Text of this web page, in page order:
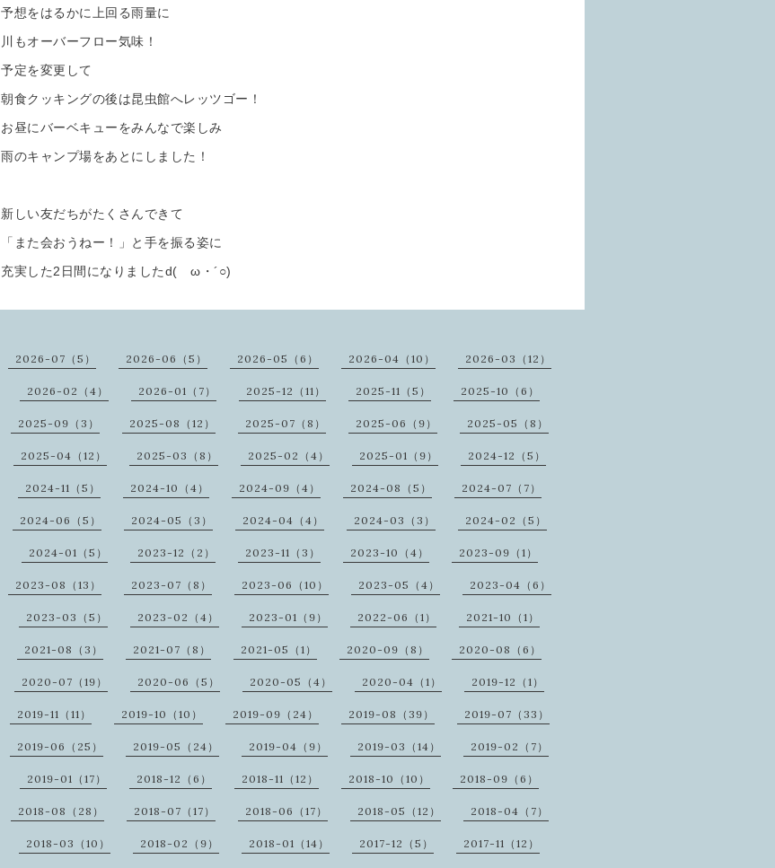
予想をはるかに上回る雨量に
川もオーバーフロー気味！
予定を変更して
朝食クッキングの後は昆虫館へレッツゴー！
お昼にバーベキューをみんなで楽しみ
雨のキャンプ場をあとにしました！
新しい友だちがたくさんできて
「また会おうねー！」と手を振る姿に
充実した2日間になりましたd(ゝω・´○)
2026-07（5） 2026-06（5） 2026-05（6） 2026-04（10） 2026-03（12）
2026-02（4） 2026-01（7） 2025-12（11） 2025-11（5） 2025-10（6）
2025-09（3） 2025-08（12） 2025-07（8） 2025-06（9） 2025-05（8）
2025-04（12） 2025-03（8） 2025-02（4） 2025-01（9） 2024-12（5）
2024-11（5） 2024-10（4） 2024-09（4） 2024-08（5） 2024-07（7）
2024-06（5） 2024-05（3） 2024-04（4） 2024-03（3） 2024-02（5）
2024-01（5） 2023-12（2） 2023-11（3） 2023-10（4） 2023-09（1）
2023-08（13） 2023-07（8） 2023-06（10） 2023-05（4） 2023-04（6）
2023-03（5） 2023-02（4） 2023-01（9） 2022-06（1） 2021-10（1）
2021-08（3） 2021-07（8） 2021-05（1） 2020-09（8） 2020-08（6）
2020-07（19） 2020-06（5） 2020-05（4） 2020-04（1） 2019-12（1）
2019-11（11） 2019-10（10） 2019-09（24） 2019-08（39） 2019-07（33）
2019-06（25） 2019-05（24） 2019-04（9） 2019-03（14） 2019-02（7）
2019-01（17） 2018-12（6） 2018-11（12） 2018-10（10） 2018-09（6）
2018-08（28） 2018-07（17） 2018-06（17） 2018-05（12） 2018-04（7）
2018-03（10） 2018-02（9） 2018-01（14） 2017-12（5） 2017-11（12）